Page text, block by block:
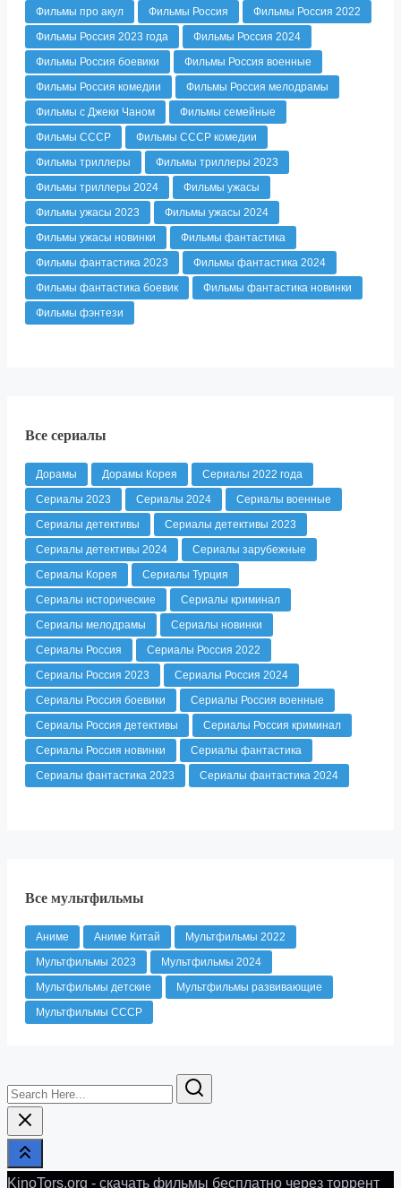
Фильмы про акул
Фильмы Россия
Фильмы Россия 2022
Фильмы Россия 2023 года
Фильмы Россия 2024
Фильмы Россия боевики
Фильмы Россия военные
Фильмы Россия комедии
Фильмы Россия мелодрамы
Фильмы с Джеки Чаном
Фильмы семейные
Фильмы СССР
Фильмы СССР комедии
Фильмы триллеры
Фильмы триллеры 2023
Фильмы триллеры 2024
Фильмы ужасы
Фильмы ужасы 2023
Фильмы ужасы 2024
Фильмы ужасы новинки
Фильмы фантастика
Фильмы фантастика 2023
Фильмы фантастика 2024
Фильмы фантастика боевик
Фильмы фантастика новинки
Фильмы фэнтези
Все сериалы
Дорамы Дорамы Корея
Сериалы 2022 года
Сериалы 2023
Сериалы 2024
Сериалы военные
Сериалы детективы
Сериалы детективы 2023
Сериалы детективы 2024
Сериалы зарубежные
Сериалы Корея
Сериалы Турция
Сериалы исторические
Сериалы криминал
Сериалы мелодрамы
Сериалы новинки
Сериалы Россия
Сериалы Россия 2022
Сериалы Россия 2023
Сериалы Россия 2024
Сериалы Россия боевики
Сериалы Россия военные
Сериалы Россия детективы
Сериалы Россия криминал
Сериалы Россия новинки
Сериалы фантастика
Сериалы фантастика 2023
Сериалы фантастика 2024
Все мультфильмы
Аниме Аниме Китай
Мультфильмы 2022
Мультфильмы 2023
Мультфильмы 2024
Мультфильмы детские
Мультфильмы развивающие
Мультфильмы СССР
Search
Here...
KinoTors.org - скачать фильмы бесплатно через торрент